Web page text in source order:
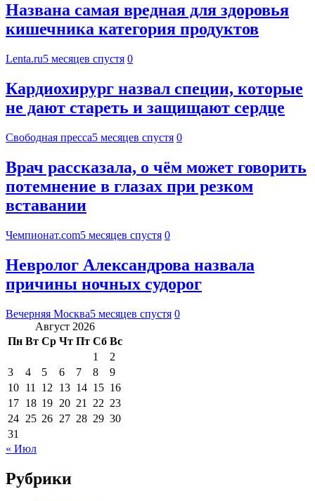
Названа самая вредная для здоровья
кишечника категория продуктов
Lenta.ru5 месяцев спустя 0
Кардиохирург назвал специи, которые
не дают стареть и защищают сердце
Свободная пресса5 месяцев спустя 0
Врач рассказала, о чём может говорить
потемнение в глазах при резком
вставании
Чемпионат.com5 месяцев спустя 0
Невролог Александрова назвала
причины ночных судорог
Вечерняя Москва5 месяцев спустя 0
Август 2026
Пн Вт Ср Чт Пт Сб Вс
1
2
3
4 5 6 7 8
9
10 11 12 13 14 15 16
17 18 19 20 21 22 23
24 25 26 27 28 29 30
31
« Июл
Рубрики